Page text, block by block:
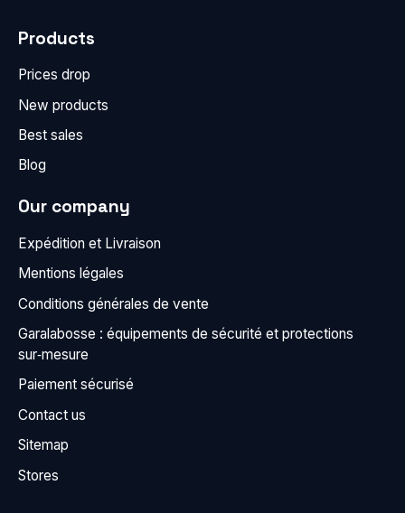
Products
Prices drop
New products
Best sales
Blog
Our company
Expédition et Livraison
Mentions légales
Conditions générales de vente
Garalabosse : équipements de sécurité et protections
sur‑mesure
Paiement sécurisé
Contact us
Sitemap
Stores